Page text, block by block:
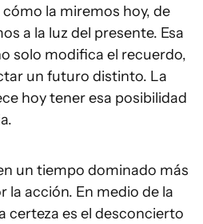
la miremos hoy, de
a la luz del presente. Esa
solo modifica el recuerdo,
un futuro distinto. La
hoy tener esa posibilidad
un tiempo dominado más
la acción. En medio de la
certeza es el desconcierto